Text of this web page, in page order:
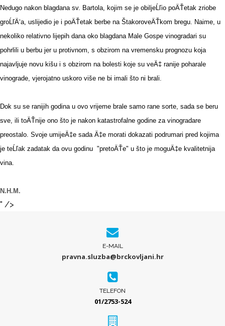
Nedugo nakon blagdana sv. Bartola, kojim se je obiljeĹľio poÄŤetak zriobe
groĹľÄ‘a, uslijedio je i poÄŤetak berbe na ŠtakoroveÄŤkom bregu. Naime, u
nekoliko relativno lijepih dana oko blagdana Male Gospe vinogradari su
pohrlili u berbu jer u protivnom, s obzirom na vremensku prognozu koja
najavljuje novu kišu i s obzirom na bolesti koje su veÄ‡ ranije poharale
vinograde, vjerojatno uskoro više ne bi imali što ni brali.
Dok su se ranijih godina u ovo vrijeme brale samo rane sorte, sada se beru
sve, ili toÄŤnije ono što je nakon katastrofalne godine za vinogradare
preostalo. Svoje umijeÄ‡e sada Ä‡e morati dokazati podrumari pred kojima
je teĹľak zadatak da ovu godinu "pretoÄŤe" u što je moguÄ‡e kvalitetnija
vina.
N.H.M.
" />
E-MAIL
pravna.sluzba@brckovljani.hr
TELEFON
01/2753-524